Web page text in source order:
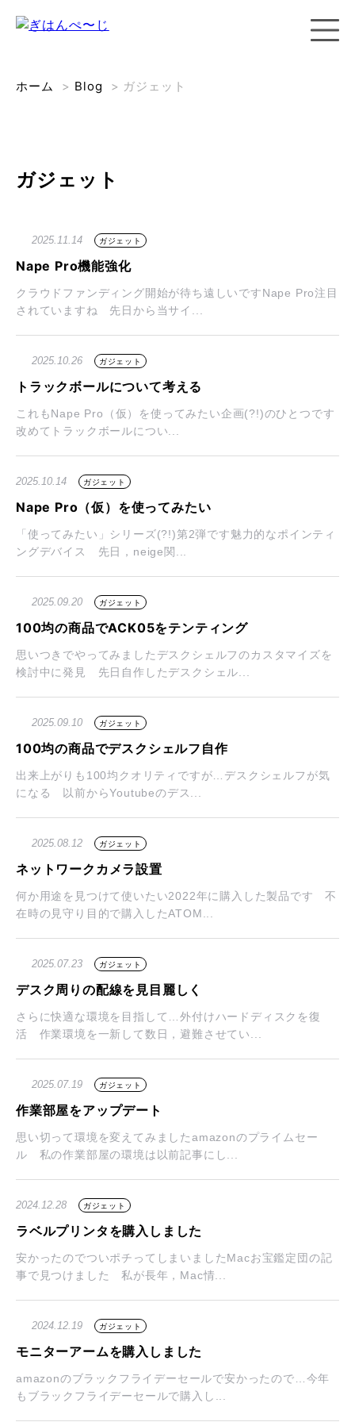
ホーム > Blog > ガジェット
ガジェット
2025.11.14 ガジェット
Nape Pro機能強化
クラウドファンディング開始が待ち遠しいですNape Pro注目
されていますね 先日から当サイ...
2025.10.26 ガジェット
トラックボールについて考える
これもNape Pro（仮）を使ってみたい企画(?!)のひとつです
改めてトラックボールについ...
2025.10.14 ガジェット
Nape Pro（仮）を使ってみたい
「使ってみたい」シリーズ(?!)第2弾です魅力的なポインティ
ングデバイス 先日，neige関...
2025.09.20 ガジェット
100均の商品でACK05をテンティング
思いつきでやってみましたデスクシェルフのカスタマイズを
検討中に発見 先日自作したデスクシェル...
2025.09.10 ガジェット
100均の商品でデスクシェルフ自作
出来上がりも100均クオリティですが…デスクシェルフが気
になる 以前からYoutubeのデス...
2025.08.12 ガジェット
ネットワークカメラ設置
何か用途を見つけて使いたい2022年に購入した製品です 不
在時の見守り目的で購入したATOM...
2025.07.23 ガジェット
デスク周りの配線を見目麗しく
さらに快適な環境を目指して…外付けハードディスクを復
活 作業環境を一新して数日，避難させてい...
2025.07.19 ガジェット
作業部屋をアップデート
思い切って環境を変えてみましたamazonのプライムセー
ル 私の作業部屋の環境は以前記事にし...
2024.12.28 ガジェット
ラベルプリンタを購入しました
安かったのでついポチってしまいましたMacお宝鑑定団の記
事で見つけました 私が長年，Mac情...
2024.12.19 ガジェット
モニターアームを購入しました
amazonのブラックフライデーセールで安かったので…今年
もブラックフライデーセールで購入し...